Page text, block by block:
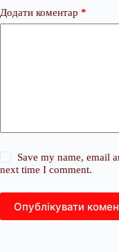
Додати коментар *
Save my name, email
next time I comment.
Опублікувати